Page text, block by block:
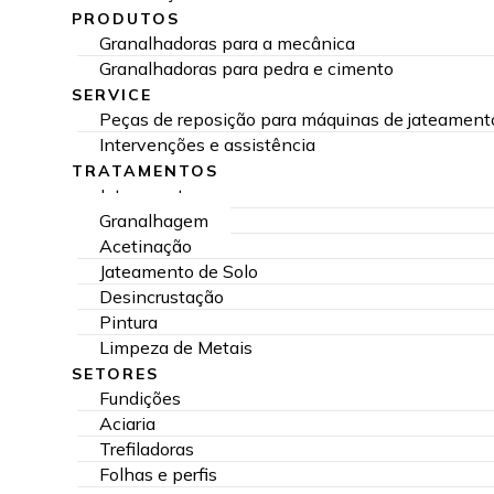
PRODUTOS
Granalhadoras para a mecânica
Granalhadoras para pedra e cimento
SERVICE
Peças de reposição para máquinas de
Intervenções e assistência
TRATAMENTOS
Jateamento
Granalhagem
Acetinação
Jateamento de Solo
Desincrustação
Pintura
Limpeza de Metais
SETORES
Fundições
Aciaria
Trefiladoras
Folhas e perfis